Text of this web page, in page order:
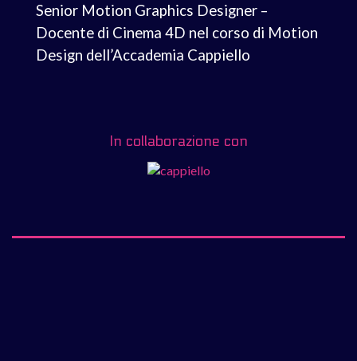
Senior Motion Graphics Designer –
Docente di Cinema 4D nel corso di Motion
Design dell’Accademia Cappiello
In collaborazione con